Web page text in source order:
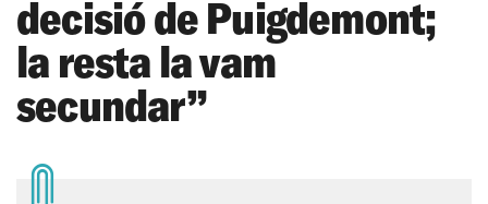
decisió de Puigdemont;
la resta la vam
secundar”